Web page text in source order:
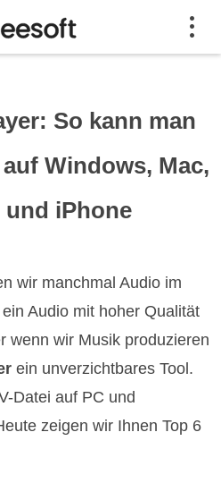
So kann man
Windows, Mac,
iPhone
wir manchmal Audio im
Audio mit hoher Qualität
wenn wir Musik produzieren
ein unverzichtbares Tool.
Datei auf PC und
zeigen wir Ihnen Top 6